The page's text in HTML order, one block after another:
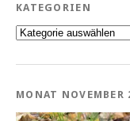
KATEGORIEN
Kategorien
MONAT